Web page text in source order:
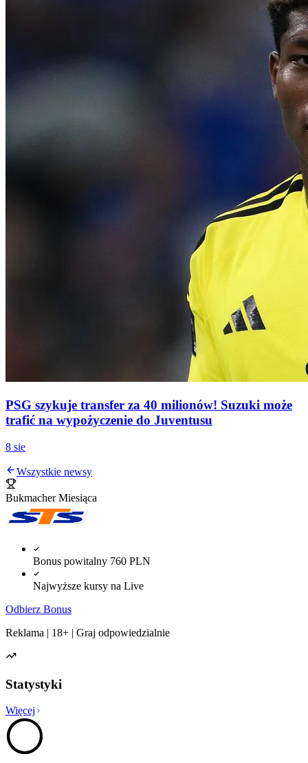
PSG szykuje transfer za 40 milionów! Suzuki może
trafić na wypożyczenie do Juventusu
8 sie
Wszystkie newsy
Bukmacher Miesiąca
Bonus powitalny 760 PLN
Najwyższe kursy na Live
Odbierz Bonus
Reklama | 18+ | Graj odpowiedzialnie
Statystyki
Więcej